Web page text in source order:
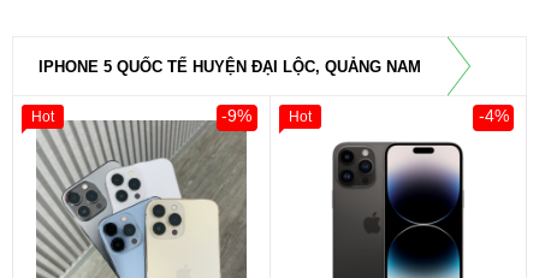
IPHONE 5 QUỐC TẾ HUYỆN ĐẠI LỘC, QUẢNG NAM
-9%
Hot -4%
Hot